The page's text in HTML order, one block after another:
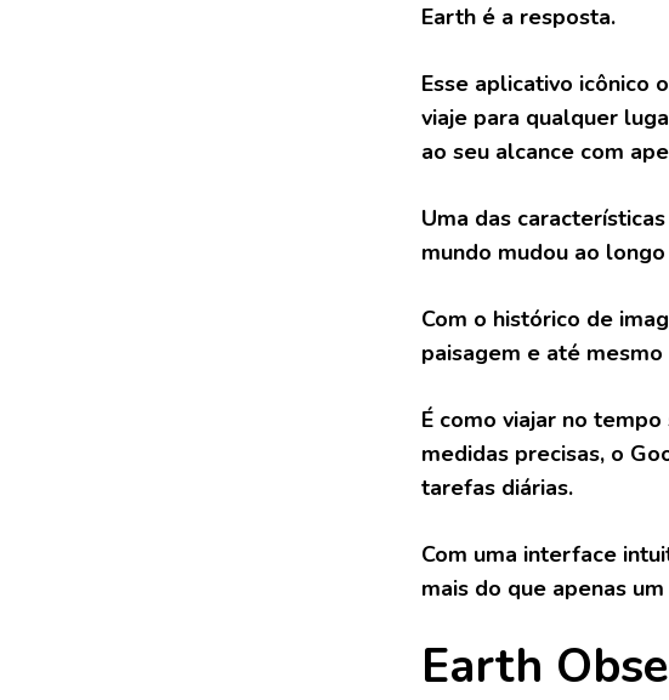
Earth é a resposta.
Esse aplicativo icônico
viaje para qualquer
ao seu alcance com
Uma das
mundo mudou ao
Com o histórico de
paisagem e até
É como viajar no
medidas precisas, o
tarefas diárias.
Com uma interface
mais do que apenas
Earth